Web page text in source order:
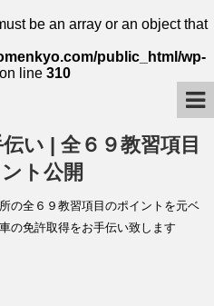
be an array or an object that
public_html/wp-
on line 310
い | 全６９教習項目
ト公開
の全６９教習項目のポイントを元ベ
の免許取得をお手伝い致します